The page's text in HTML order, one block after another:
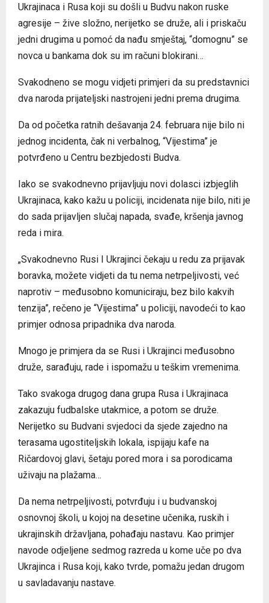
Ukrajinaca i Rusa koji su došli u Budvu nakon ruske
agresije – žive složno, nerijetko se druže, ali i priskaču
jedni drugima u pomoć da nađu smještaj, “domognu” se
novca u bankama dok su im računi blokirani…
Svakodneno se mogu vidjeti primjeri da su predstavnici
dva naroda prijateljski nastrojeni jedni prema drugima.
Da od početka ratnih dešavanja 24. februara nije bilo ni
jednog incidenta, čak ni verbalnog, “Vijestima” je
potvrđeno u Centru bezbjedosti Budva.
Iako se svakodnevno prijavljuju novi dolasci izbjeglih
Ukrajinaca, kako kažu u policiji, incidenata nije bilo, niti je
do sada prijavljen slučaj napada, svađe, kršenja javnog
reda i mira.
„Svakodnevno Rusi I Ukrajinci čekaju u redu za prijavak
boravka, možete vidjeti da tu nema netrpeljivosti, već
naprotiv – međusobno komuniciraju, bez bilo kakvih
tenzija”, rečeno je “Vijestima” u policiji, navodeći to kao
primjer odnosa pripadnika dva naroda.
Mnogo je primjera da se Rusi i Ukrajinci međusobno
druže, sarađuju, rade i ispomažu u teškim vremenima.
Tako svakoga drugog dana grupa Rusa i Ukrajinaca
zakazuju fudbalske utakmice, a potom se druže.
Nerijetko su Budvani svjedoci da sjede zajedno na
terasama ugostiteljskih lokala, ispijaju kafe na
Ričardovoj glavi, šetaju pored mora i sa porodicama
uživaju na plažama…
Da nema netrpeljivosti, potvrđuju i u budvanskoj
osnovnoj školi, u kojoj na desetine učenika, ruskih i
ukrajinskih državljana, pohađaju nastavu. Kao primjer
navode odjeljene sedmog razreda u kome uče po dva
Ukrajinca i Rusa koji, kako tvrde, pomažu jedan drugom
u savladavanju nastave.